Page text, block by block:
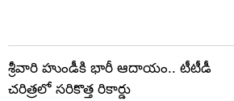
శ్రీవారి హుండీకి భారీ ఆదాయం.. టీటీడీ
చరిత్రలో సరికొత్త రికార్డు